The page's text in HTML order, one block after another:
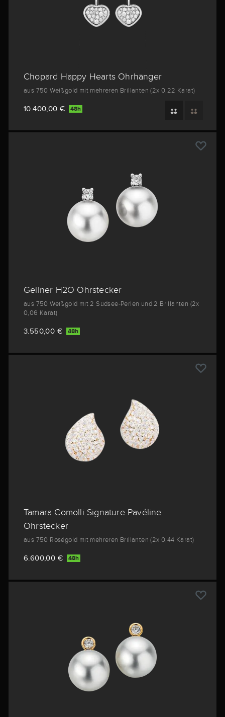
Chopard Happy Hearts Ohrhänger
aus 750 Weißgold mit mehreren Brillanten (2x 0,22 Karat)
10.400,00 € 48h
Gellner H2O Ohrstecker
aus 750 Weißgold mit 2 Südsee-Perlen und 2 Brillanten (2x
0,06 Karat)
3.550,00 € 48h
Tamara Comolli Signature Pavéline
Ohrstecker
aus 750 Roségold mit mehreren Brillanten (2x 0,44 Karat)
6.600,00 € 48h